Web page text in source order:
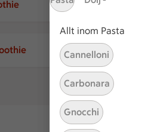
Allt inom Pasta
Cannelloni
Carbonara
Gnocchi